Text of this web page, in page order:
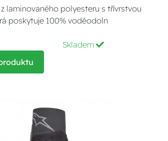
laminovaného polyesteru s třívrstvou
poskytuje 100% voděodoln
Skladem